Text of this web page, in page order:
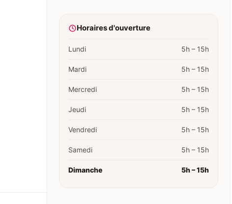
Horaires d'ouverture
Lundi 5h – 15h
Mardi 5h – 15h
Mercredi 5h – 15h
Jeudi 5h – 15h
Vendredi 5h – 15h
Samedi 5h – 15h
Dimanche 5h – 15h